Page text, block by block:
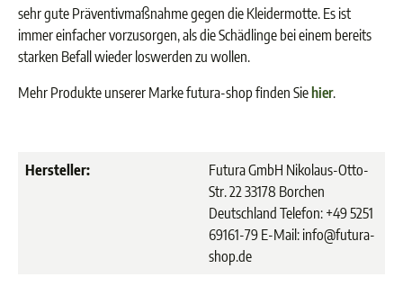
sehr gute Präventivmaßnahme gegen die Kleidermotte. Es ist
immer einfacher vorzusorgen, als die Schädlinge bei einem bereits
starken Befall wieder loswerden zu wollen.
Mehr Produkte unserer Marke futura-shop finden Sie hier.
Hersteller:
Futura GmbH Nikolaus-Otto-
Str. 22 33178 Borchen
Deutschland Telefon: +49 5251
69161-79 E-Mail: info@futura-
shop.de